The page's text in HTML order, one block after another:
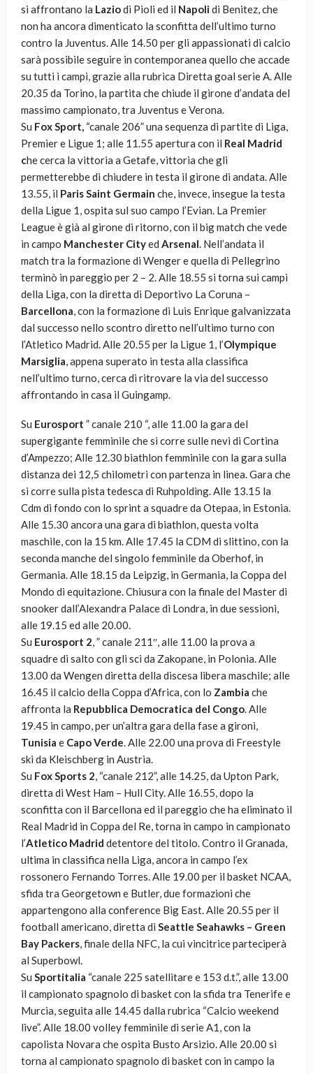
si affrontano la Laziodi Pioli ed il Napolidi Benitez, che
non ha ancora dimenticato la sconfitta dell’ultimo turno
contro la Juventus. Alle 14.50 per gli appassionati di calcio
sarà possibile seguire in contemporanea quello che accade
su tutti i campi, grazie alla rubrica Diretta goal serie A. Alle
20.35 da Torino, la partita che chiude il girone d’andata del
massimo campionato, tra Juventus e Verona.
Su Fox Sport, “canale 206” una sequenza di partite di Liga,
Premier e Ligue 1; alle 11.55 apertura con il Real Madrid
che cerca la vittoria a Getafe, vittoria che gli
permetterebbe di chiudere in testa il girone di andata. Alle
13.55, il Paris Saint Germain che, invece, insegue la testa
della Ligue 1, ospita sul suo campo l’Evian. La Premier
League è già al girone di ritorno, con il big match che vede
in campo Manchester Cityed Arsenal. Nell’andata il
match tra la formazione di Wenger e quella di Pellegrino
terminò in pareggio per 2 – 2. Alle 18.55 si torna sui campi
della Liga, con la diretta di Deportivo La Coruna –
Barcellona, con la formazione di Luis Enrique galvanizzata
dal successo nello scontro diretto nell’ultimo turno con
l’Atletico Madrid. Alle 20.55 per la Ligue 1, l’Olympique
Marsiglia, appena superato in testa alla classifica
nell’ultimo turno, cerca di ritrovare la via del successo
affrontando in casa il Guingamp.
Su Eurosport ” canale 210 “, alle 11.00 la gara del
supergigante femminile che si corre sulle nevi di Cortina
d’Ampezzo; Alle 12.30 biathlon femminile con la gara sulla
distanza dei 12,5 chilometri con partenza in linea. Gara che
si corre sulla pista tedesca di Ruhpolding. Alle 13.15 la
Cdm di fondo con lo sprint a squadre da Otepaa, in Estonia.
Alle 15.30 ancora una gara di biathlon, questa volta
maschile, con la 15 km. Alle 17.45 la CDM di slittino, con la
seconda manche del singolo femminile da Oberhof, in
Germania. Alle 18.15 da Leipzig, in Germania, la Coppa del
Mondo di equitazione. Chiusura con la finale del Master di
snooker dall’Alexandra Palace di Londra, in due sessioni,
alle 19.15 ed alle 20.00.
Su Eurosport 2, ” canale 211″, alle 11.00 la prova a
squadre di salto con gli sci da Zakopane, in Polonia. Alle
13.00 da Wengen diretta della discesa libera maschile; alle
16.45 il calcio della Coppa d’Africa, con lo Zambia che
affronta la Repubblica Democratica del Congo. Alle
19.45 in campo, per un’altra gara della fase a gironi,
Tunisia e Capo Verde. Alle 22.00 una prova di Freestyle
ski da Kleischberg in Austria.
Su Fox Sports 2, “canale 212”, alle 14.25, da Upton Park,
diretta di West Ham – Hull City. Alle 16.55, dopo la
sconfitta con il Barcellona ed il pareggio che ha eliminato il
Real Madrid in Coppa del Re, torna in campo in campionato
l’Atletico Madrid detentore del titolo. Contro il Granada,
ultima in classifica nella Liga, ancora in campo l’ex
rossonero Fernando Torres. Alle 19.00 per il basket NCAA,
sfida tra Georgetown e Butler, due formazioni che
appartengono alla conference Big East. Alle 20.55 per il
football americano, diretta di Seattle Seahawks – Green
Bay Packers, finale della NFC, la cui vincitrice parteciperà
al Superbowl.
Su Sportitalia “canale 225 satellitare e 153 d.t.”, alle 13.00
il campionato spagnolo di basket con la sfida tra Tenerife e
Murcia, seguita alle 14.45 dalla rubrica “Calcio weekend
live”. Alle 18.00 volley femminile di serie A1, con la
capolista Novara che ospita Busto Arsizio. Alle 20.00 si
torna al campionato spagnolo di basket con in campo la